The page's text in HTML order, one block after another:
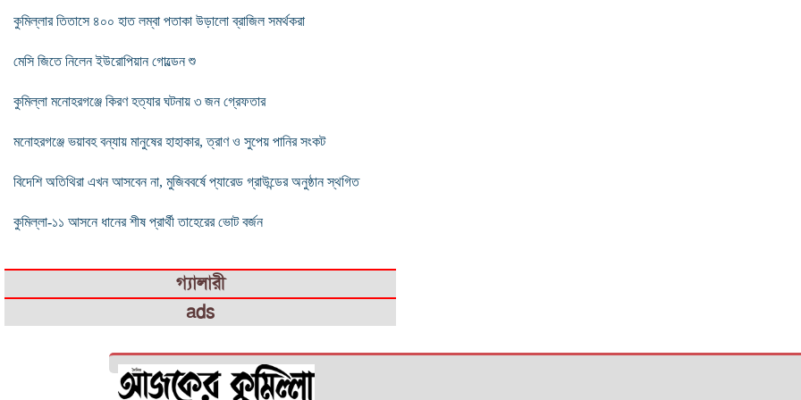
কুমিল্লার তিতাসে ৪০০ হাত লম্বা পতাকা উড়ালো ব্রাজিল সমর্থকরা
মেসি জিতে নিলেন ইউরোপিয়ান গোল্ডেন শু
কুমিল্লা মনোহরগঞ্জে কিরণ হত্যার ঘটনায় ৩ জন গ্রেফতার
মনোহরগঞ্জে ভয়াবহ বন্যায় মানুষের হাহাকার, ত্রাণ ও সুপেয় পানির সংকট
বিদেশি অতিথিরা এখন আসবেন না, মুজিববর্ষে প্যারেড গ্রাউন্ডের অনুষ্ঠান স্থগিত
কুমিল্লা-১১ আসনে ধানের শীষ প্রার্থী তাহেরের ভোট বর্জন
গ্যালারী
ads